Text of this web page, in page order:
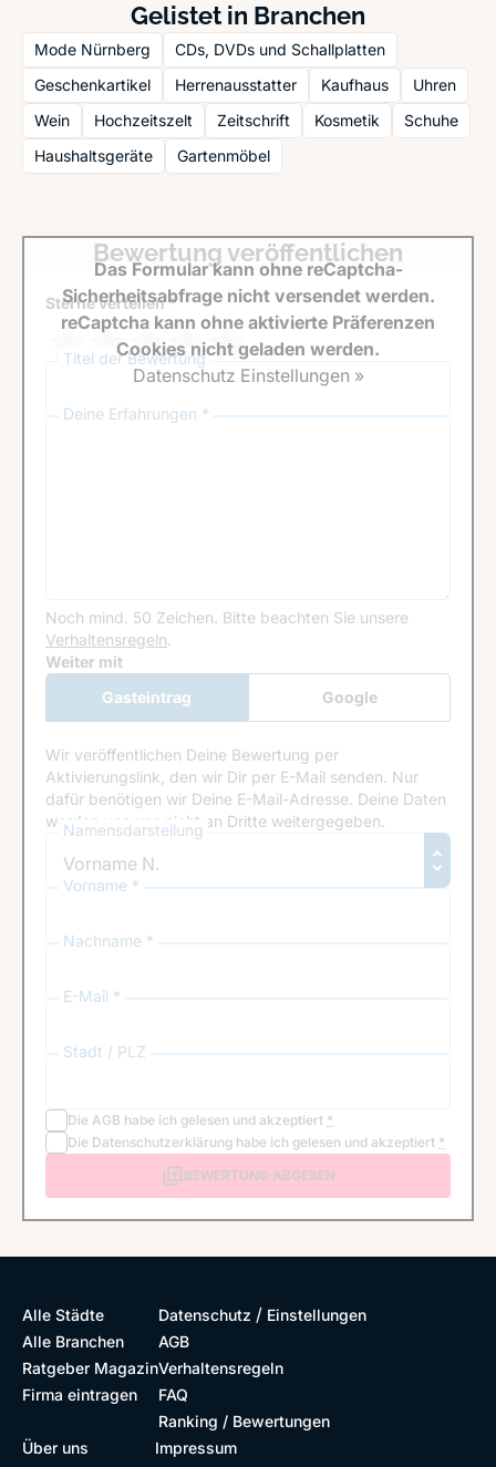
Gelistet in Branchen
Mode Nürnberg
CDs, DVDs und Schallplatten
Geschenkartikel
Herrenausstatter Kaufhaus
Uhren
Wein
Hochzeitszelt Zeitschrift Kosmetik
Schuhe
Haushaltsgeräte
Gartenmöbel
Bewertung veröffentlichen
Sterne verteilen *
Titel der Bewertung
Deine Erfahrungen *
Noch mind. 50 Zeichen. Bitte beachten Sie unsere
Verhaltensregeln.
Google Recaptcha
Weiter mit
Gasteintrag
Google
Anmeldung
Wir veröffentlichen Deine Bewertung per
Aktivierungslink, den wir Dir per E-Mail senden. Nur
dafür benötigen wir Deine E-Mail-Adresse. Deine Daten
werden von uns nicht an Dritte weitergegeben.
Namensdarstellung
Vorname *
Nachname *
E-Mail *
Stadt / PLZ
Die AGB habe ich gelesen und akzeptiert *
Die Datenschutzerklärung habe ich gelesen und akzeptiert *
BEWERTUNG ABGEBEN
Das Formular kann ohne reCaptcha-
Sicherheitsabfrage nicht versendet werden.
reCaptcha kann ohne aktivierte Präferenzen
Cookies nicht geladen werden.
Datenschutz Einstellungen »
Alle Städte
Alle Branchen
Ratgeber Magazin
Firma eintragen
Datenschutz / Einstellungen
AGB
Verhaltensregeln
FAQ
Ranking / Bewertungen
Über uns
Impressum